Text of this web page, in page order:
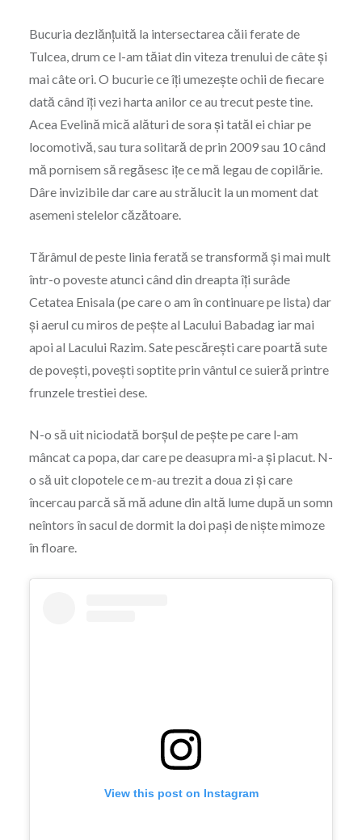
Bucuria dezlănțuită la intersectarea căii ferate de
Tulcea, drum ce l-am tăiat din viteza trenului de câte și
mai câte ori. O bucurie ce îți umezește ochii de fiecare
dată când îți vezi harta anilor ce au trecut peste tine.
Acea Evelină mică alături de sora și tatăl ei chiar pe
locomotivă, sau tura solitară de prin 2009 sau 10 când
mă pornisem să regăsesc ițe ce mă legau de copilărie.
Dâre invizibile dar care au strălucit la un moment dat
asemeni stelelor căzătoare.
Tărâmul de peste linia ferată se transformă și mai mult
într-o poveste atunci când din dreapta îți surâde
Cetatea Enisala (pe care o am în continuare pe lista) dar
și aerul cu miros de pește al Lacului Babadag iar mai
apoi al Lacului Razim. Sate pescărești care poartă sute
de povești, povești soptite prin vântul ce suieră printre
frunzele trestiei dese.
N-o să uit niciodată borșul de pește pe care l-am
mâncat ca popa, dar care pe deasupra mi-a și placut. N-
o să uit clopotele ce m-au trezit a doua zi și care
încercau parcă să mă adune din altă lume după un somn
neîntors în sacul de dormit la doi pași de niște mimoze
în floare.
View this post on Instagram